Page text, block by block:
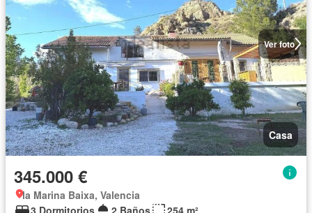
Ver foto
Casa
345.000 €
la Marina Baixa, Valencia
3 Dormitorios
2 Baños 254 m²